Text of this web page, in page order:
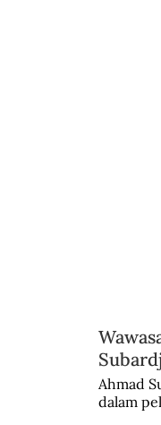
Akulturasi
Ahmad
dalam